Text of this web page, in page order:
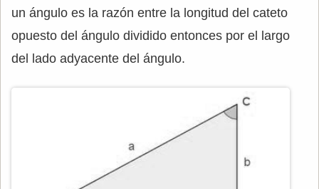
un ángulo es la razón entre la longitud del cateto
opuesto del ángulo dividido entonces por el largo
del lado adyacente del ángulo.